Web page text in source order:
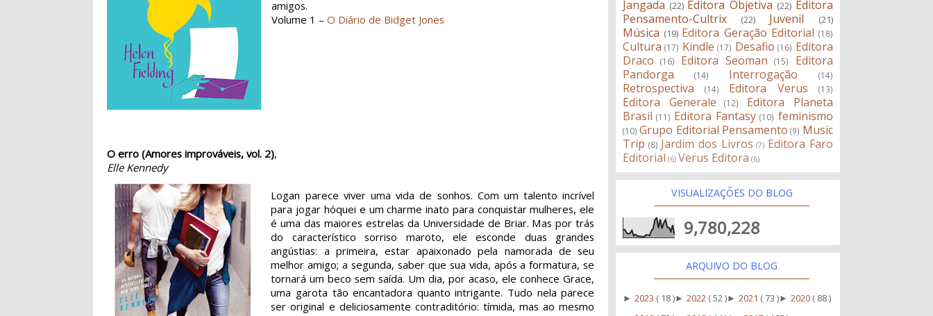
amigos.
Volume 1 –O Diário de Bidget Jones
O erro (Amores improváveis, vol. 2),
Elle Kennedy
Logan parece viver uma vida de sonhos. Com um talento incrível
para jogar hóquei e um charme inato para conquistar mulheres, ele
é uma das maiores estrelas da Universidade de Briar. Mas por trás
do característico sorriso maroto, ele esconde duas grandes
angústias: a primeira, estar apaixonado pela namorada de seu
melhor amigo; a segunda, saber que sua vida, após a formatura, se
tornará um beco sem saída. Um dia, por acaso, ele conhece Grace,
uma garota tão encantadora quanto intrigante. Tudo nela parece
ser original e deliciosamente contraditório: tímida, mas ao mesmo
Jangada (22) Editora Objetiva (22) Editora
Pensamento-Cultrix
(22) Juvenil (21)
Música (19) Editora Geração Editorial (18)
Cultura (17) Kindle (17) Desafio (16) Editora
Draco
(16) Editora Seoman (15)
Editora
Pandorga
(14) Interrogação (14)
Retrospectiva (14) Editora Verus (13)
Editora Generale (12)
Editora Planeta
Brasil (11) Editora Fantasy (10) feminismo
(10) Grupo Editorial Pensamento (9) Music
Trip (8) Jardim dos Livros (7) Editora Faro
Editorial (6) Verus Editora (6)
VISUALIZAÇÕES DO BLOG
9,780,228
ARQUIVO DO BLOG
►2023 ( 18 )►2022 ( 52 )►2021 ( 73 )►2020 ( 88 )